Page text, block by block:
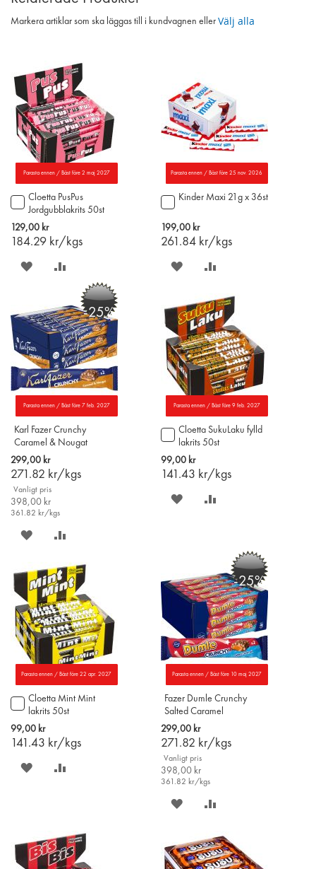
Markera artiklar som ska läggas till i kundvagnen eller Välj alla
Parasta ennen / Bäst före 2 maj 2027
Cloetta PusPus
Jordgubblakrits 50st
129,00 kr
184.29 kr/kgs
Lägg
till
i
varukorgen
SPARA
ÖNSKELISTAN
JÄMFÖR
Parasta ennen / Bäst före 25 nov. 2026
Kinder Maxi 21g x 36st
199,00 kr
261.84 kr/kgs
Lägg
i
varukorgen
SPARA
ÖNSKELISTAN
JÄMFÖR
Parasta ennen / Bäst före 7 feb. 2027
-25%
Karl Fazer Crunchy
Caramel & Nougat
chokladstycksak 55g x
20st
299,00 kr
271.82 kr/kgs
Vanligt pris
398,00 kr
361.82 kr/kgs
SPARA
ÖNSKELISTAN
JÄMFÖR
Parasta ennen / Bäst före 9 feb. 2027
Cloetta SukuLaku fylld
lakrits 50st
99,00 kr
141.43 kr/kgs
Lägg
till
i
varukorgen
SPARA
Parasta ennen / Bäst före 22 apr. 2027
Cloetta Mint Mint
lakrits 50st
99,00 kr
141.43 kr/kgs
Lägg
till
i
varukorgen
SPARA
-25%
Parasta ennen / Bäst före 10 maj 2027
Fazer Dumle Crunchy
Salted Caramel
chokladstrycksak 55g x
20st
299,00 kr
271.82 kr/kgs
Vanligt pris
398,00 kr
361.82 kr/kgs
SPARA
ÖNSKELISTAN
JÄMFÖR